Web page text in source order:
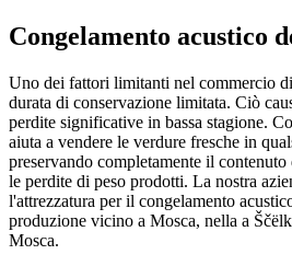
Congelamento acustico
Uno dei fattori limitanti nel commercio
durata di conservazione limitata. Ciò
perdite significative in bassa stagione.
aiuta a vendere le verdure fresche in
preservando completamente il
le perdite di peso prodotti. La nostra
l'attrezzatura per il congelamento
produzione vicino a Mosca, nella a
Mosca.